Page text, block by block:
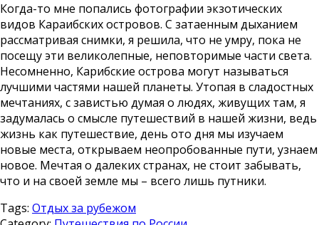
Когда-то мне попались фотографии экзотических
видов Караибских островов. С затаенным дыханием
рассматривая снимки, я решила, что не умру, пока не
посещу эти великолепные, неповторимые части света.
Несомненно, Карибские острова могут называться
лучшими частями нашей планеты. Утопая в сладостных
мечтаниях, с завистью думая о людях, живущих там, я
задумалась о смысле путешествий в нашей жизни, ведь
жизнь как путешествие, день ото дня мы изучаем
новые места, открываем неопробованные пути, узнаем
новое. Мечтая о далеких странах, не стоит забывать,
что и на своей земле мы – всего лишь путники.
Tags: Отдых за рубежом